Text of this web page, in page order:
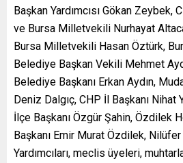
Başkan Yardımcısı Gökan
ve Bursa Milletvekili Nurhayat
Bursa Milletvekili Hasan Öztürk,
Belediye Başkan Vekili Mehmet
Belediye Başkanı Erkan Aydın,
Deniz Dalgıç, CHP İl Başkanı
İlçe Başkanı Özgür Şahin, Özdilek
Başkanı Emir Murat Özdilek,
Yardımcıları, meclis üyeleri,